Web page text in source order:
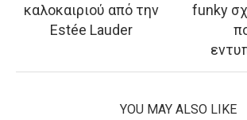
καλοκαιριού από την
Estée Lauder
funky
YOU MAY ALSO LIKE